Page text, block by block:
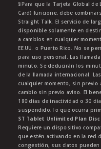
§Para que la Tarjeta Global de
Card) funcione, debe
Straight Talk. El servicio de
disponible solamente en
a cambios en cualquier
EE.UU. o Puerto Rico. No se
para uso personal. Las
minuto. Se deducirán los
de la llamada internacional.
cualquier momento, sin previo
cambio sin previo aviso. El
180 días de inactividad o 30
suspendido, lo que ocurra
ST Tablet Unlimited Plan
Requiere un dispositivo
que estén activando en la red
congestión, sus datos